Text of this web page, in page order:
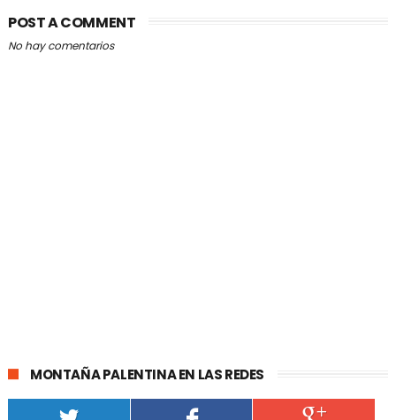
POST A COMMENT
No hay comentarios
MONTAÑA PALENTINA EN LAS REDES